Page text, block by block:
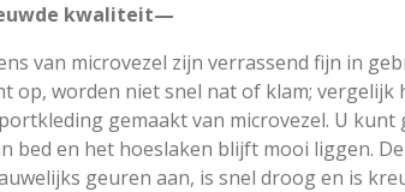
kwaliteit—
van microvezel zijn verrassend fijn in
op, worden niet snel nat of klam; vergelijk
gemaakt van microvezel. U kunt
bed en het hoeslaken blijft mooi liggen.
geuren aan, is snel droog en is